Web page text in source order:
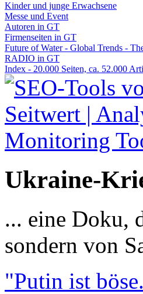
Kinder und junge Erwachsene
Messe und Event
Autoren in GT
Firmenseiten in GT
Future of Water - Global Trends -
RADIO in GT
Index - 20.000 Seiten, ca. 52.000
Ukraine-
... eine Doku,
sondern von
"Putin ist